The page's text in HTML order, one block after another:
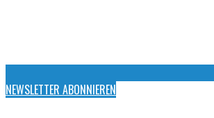
NEWSLETTER ABONNIEREN